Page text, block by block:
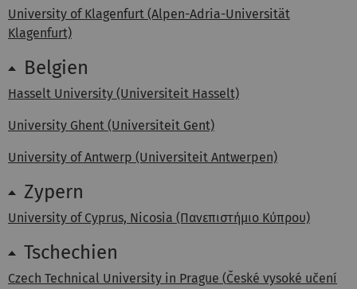
University of Klagenfurt (Alpen-Adria-Universität
Klagenfurt)
Belgien
Hasselt University (Universiteit Hasselt)
University Ghent (Universiteit Gent)
University of Antwerp (Universiteit Antwerpen)
Zypern
University of Cyprus, Nicosia (Πανεπιστήμιο Κύπρου)
Tschechien
Czech Technical University in Prague (České vysoké učení